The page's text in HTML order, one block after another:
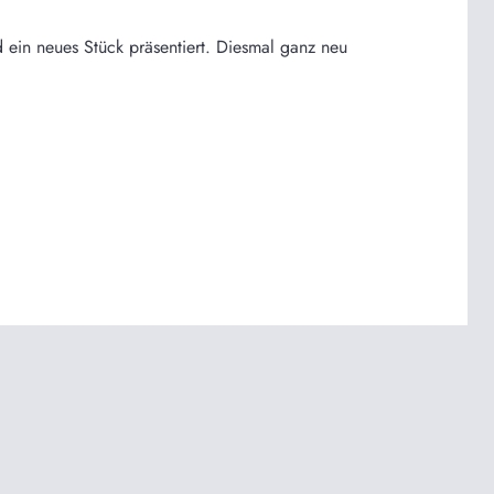
neues Stück präsentiert. Diesmal ganz neu